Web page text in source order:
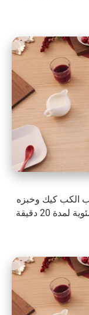
الكب كيك وخبزه
في فرن محمّى على درجة 180 مئوية لمدة 20 دقيقة